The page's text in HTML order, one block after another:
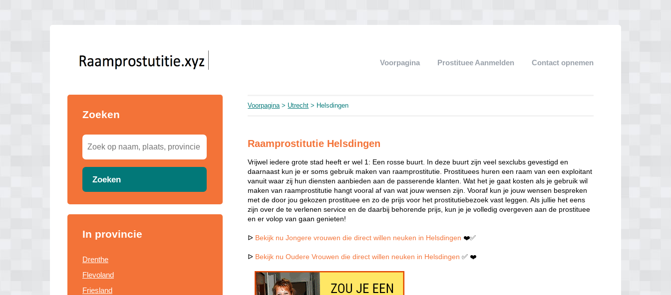
Voorpagina Prostituee Aanmelden Contact opnemen
Zoeken
Zoeken
In provincie
Drenthe
Flevoland
Friesland
Voorpagina> Utrecht > Helsdingen
Raamprostitutie Helsdingen
Vrijwel iedere grote stad heeft er wel 1: Een rosse buurt. In deze buurt zijn veel sexclubs gevestigd en
daarnaast kun je er soms gebruik maken van raamprostitutie. Prostituees huren een raam van een exploitant
vanuit waar zij hun diensten aanbieden aan de passerende klanten. Wat het je gaat kosten als je gebruik wil
maken van raamprostitutie hangt vooral af van wat jouw wensen zijn. Vooraf kun je jouw wensen bespreken
met de door jou gekozen prostituee en zo de prijs voor het prostitutiebezoek vast leggen. Als jullie het eens
zijn over de te verlenen service en de daarbij behorende prijs, kun je je volledig overgeven aan de prostituee
en er volop van gaan genieten!
ᐅ Bekijk nu Jongere vrouwen die direct willen neuken in Helsdingen ❤️✅
ᐅ Bekijk nu Oudere Vrouwen die direct willen neuken in Helsdingen ✅ ❤️